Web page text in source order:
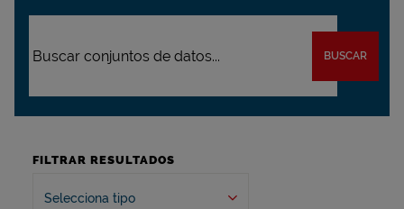
BUSCAR
FILTRAR RESULTADOS
Selecciona tipo